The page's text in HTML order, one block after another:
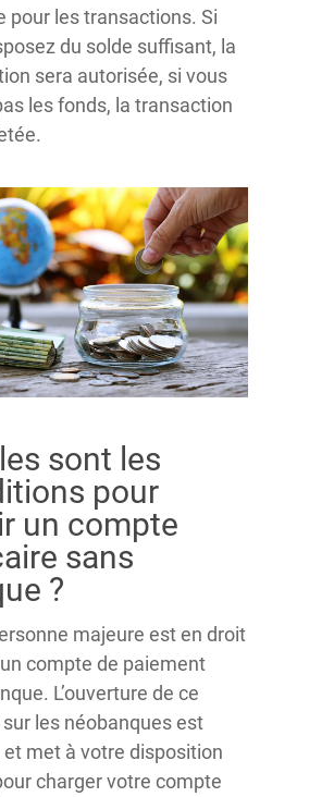
pour les transactions. Si
du solde suffisant, la
sera autorisée, si vous
les fonds, la transaction
sont les
pour
un compte
sans
?
majeure est en droit
un compte de paiement
L’ouverture de ce
les néobanques est
met à votre disposition
charger votre compte